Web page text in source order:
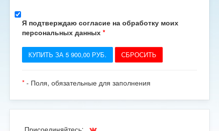
Я подтверждаю согласие на обработку моих
персональных данных *
КУПИТЬ ЗА 5 900,00 РУБ.
* - Поля, обязательные для заполнения
Присоединяйтесь: